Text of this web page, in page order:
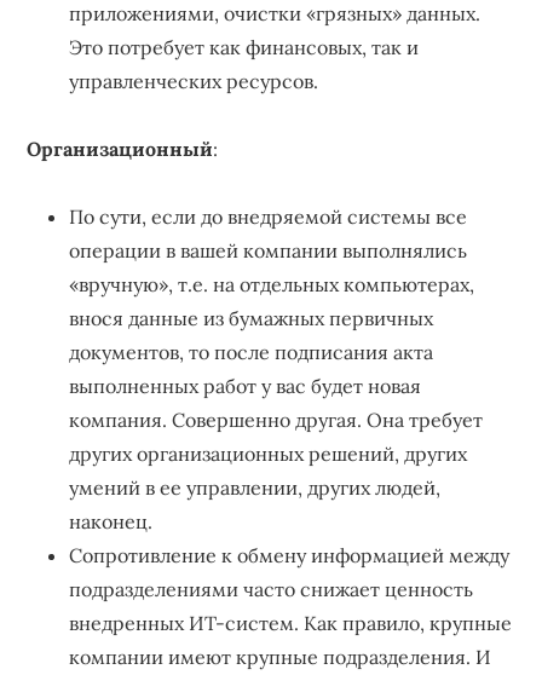
приложениями, очистки «грязных» данных.
Это потребует как финансовых, так и
управленческих ресурсов.
Организационный:
По сути, если до внедряемой системы все
операции в вашей компании выполнялись
«вручную», т.е. на отдельных компьютерах,
внося данные из бумажных первичных
документов, то после подписания акта
выполненных работ у вас будет новая
компания. Совершенно другая. Она требует
других организационных решений, других
умений в ее управлении, других людей,
наконец.
Сопротивление к обмену информацией между
подразделениями часто снижает ценность
внедренных ИТ-систем. Как правило, крупные
компании имеют крупные подразделения. И